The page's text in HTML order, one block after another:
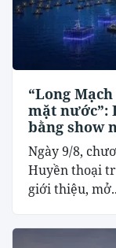
“Long
mặt nước”:
bằng show
vai
Ngày 9/8,
Huyền thoại
giới thiệu,